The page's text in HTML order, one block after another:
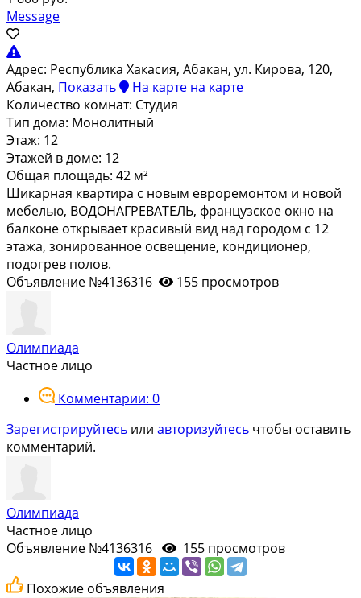
Message
Адрес: Республика Хакасия, Абакан, ул. Кирова, 120,
Абакан, Показать На карте на карте
Количество комнат: Студия
Тип дома: Монолитный
Этаж: 12
Этажей в доме: 12
Общая площадь: 42 м²
Шикарная квартира с новым евроремонтом и новой
мебелью, ВОДОНАГРЕВАТЕЛЬ, французское окно на
балконе открывает красивый вид над городом с 12
этажа, зонированное освещение, кондиционер,
подогрев полов.
Объявление №4136316
155 просмотров
Олимпиада
Частное лицо
Комментарии: 0
Зарегистрируйтесь или авторизуйтесь чтобы оставить
комментарий.
Олимпиада
Частное лицо
Объявление №4136316
155 просмотров
Похожие объявления